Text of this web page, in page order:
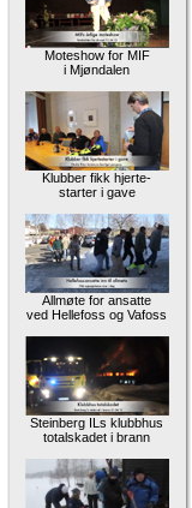
Moteshow for MIF
i Mjøndalen
Klubber fikk hjerte-
starter i gave
Allmøte for ansatte
ved Hellefoss og Vafoss
Steinberg ILs klubbhus
totalskadet i brann